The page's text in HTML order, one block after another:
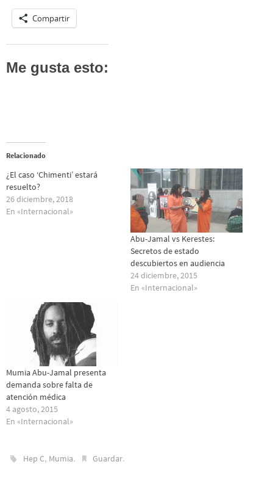
Compartir
Me gusta esto:
Relacionado
¿El caso ‘Chimenti’ estará
resuelto?
26 diciembre, 2018
En «Internacional»
Abu-Jamal vs Kerestes:
Secretos de estado
descubiertos en audiencia
24 diciembre, 2015
En «Internacional»
Mumia Abu-Jamal presenta
demanda sobre falta de
atención médica
4 agosto, 2015
En «Internacional»
Hep C, Mumia. Guardar.